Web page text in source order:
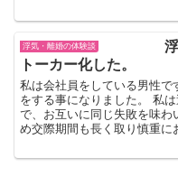
浮気・離婚の体験談
トーカー化した。
私は会社員をしている男性
をする事になりました。 私
で、お互いに同じ失敗を味
め交際期間も長く取り慎重